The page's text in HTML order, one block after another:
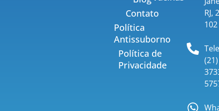
Contato
Política
Antissuborno
Política de
Privacidade
RJ,
102
(21)